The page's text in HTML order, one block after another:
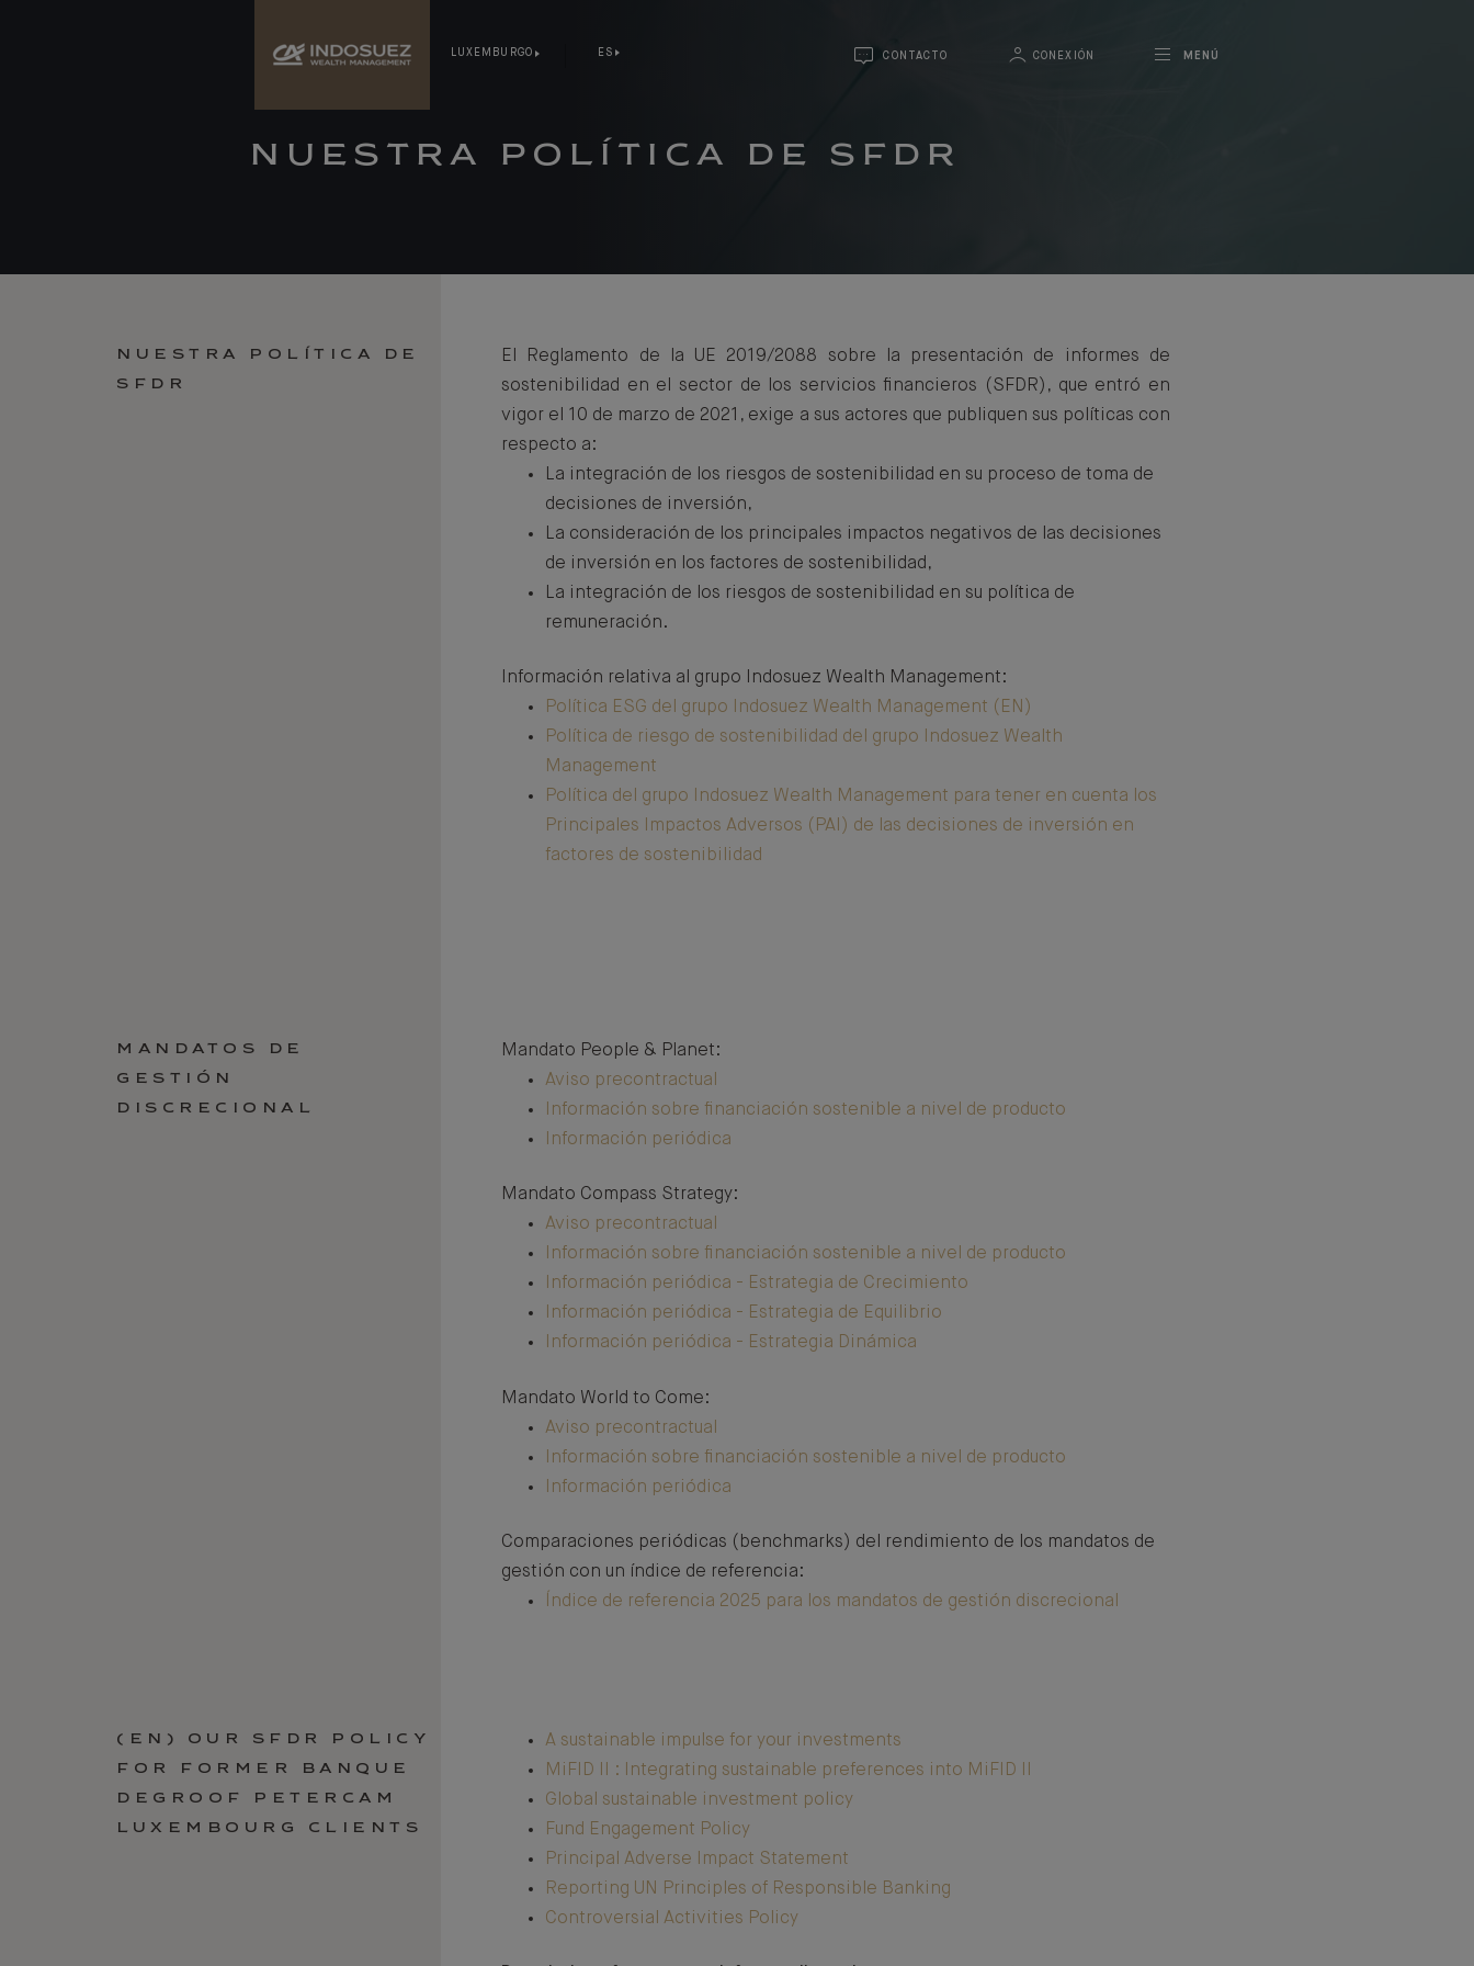
LUXEMBURGO ES CONTACTO CONEXIÓN MENÚ
NUESTRA POLÍTICA DE SFDR
NUESTRA POLÍTICA DE
SFDR
El Reglamento de la UE 2019/2088 sobre la presentación de informes de
sostenibilidad en el sector de los servicios financieros (SFDR), que entró en
vigor el 10 de marzo de 2021, exige a sus actores que publiquen sus políticas con
respecto a:
La integración de los riesgos de sostenibilidad en su proceso de toma de
decisiones de inversión,
La consideración de los principales impactos negativos de las decisiones
de inversión en los factores de sostenibilidad,
La integración de los riesgos de sostenibilidad en su política de
remuneración.
Información relativa al grupo Indosuez Wealth Management:
Política ESG del grupo Indosuez Wealth Management (EN)
Política de riesgo de sostenibilidad del grupo Indosuez Wealth
Management
Política del grupo Indosuez Wealth Management para tener en cuenta los
Principales Impactos Adversos (PAI) de las decisiones de inversión en
factores de sostenibilidad
MANDATOS DE
GESTIÓN
DISCRECIONAL
Mandato People & Planet:
Aviso precontractual
Información sobre financiación sostenible a nivel de producto
Información periódica
Mandato Compass Strategy:
Aviso precontractual
Información sobre financiación sostenible a nivel de producto
Información periódica - Estrategia de Crecimiento
Información periódica - Estrategia de Equilibrio
Información periódica - Estrategia Dinámica
Mandato World to Come:
Aviso precontractual
Información sobre financiación sostenible a nivel de producto
Información periódica
Comparaciones periódicas (benchmarks) del rendimiento de los mandatos de
gestión con un índice de referencia:
Índice de referencia 2025 para los mandatos de gestión discrecional
(EN) OUR SFDR POLICY
FOR FORMER BANQUE
DEGROOF PETERCAM
LUXEMBOURG CLIENTS
A sustainable impulse for your investments
MiFID II : Integrating sustainable preferences into MiFID II
Global sustainable investment policy
Fund Engagement Policy
Principal Adverse Impact Statement
Reporting UN Principles of Responsible Banking
Controversial Activities Policy